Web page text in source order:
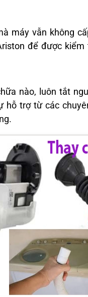
máy vẫn không
để được
nào, luôn tắt
hỗ trợ từ các